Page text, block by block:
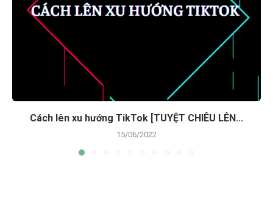
Cách lên xu hướng TikTok [TUYỆT CHIÊU LÊN...
15/06/2022